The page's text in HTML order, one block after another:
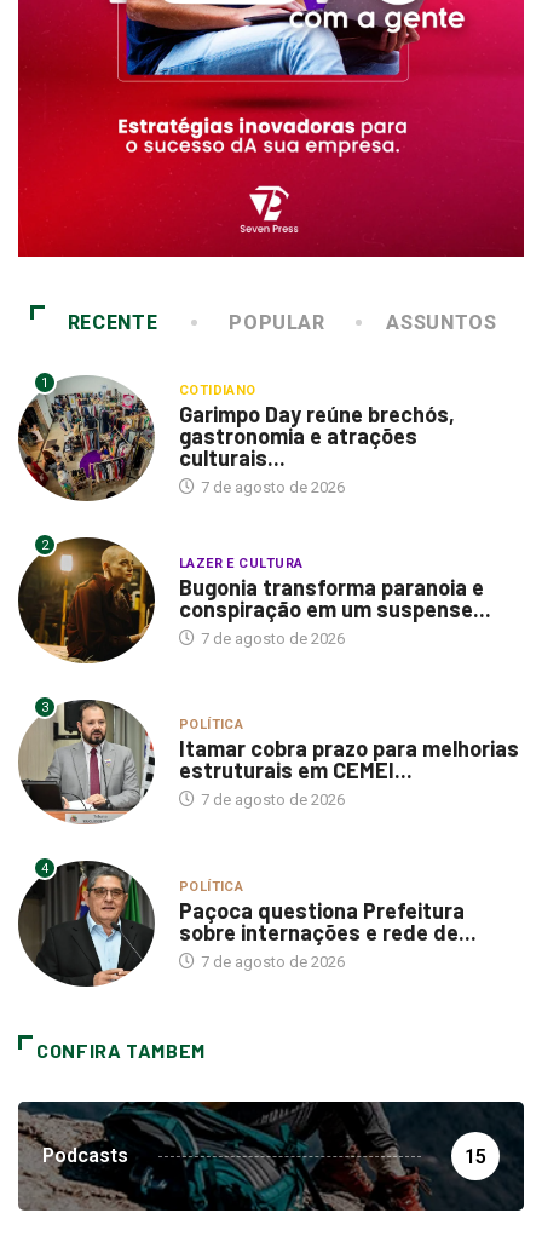
RECENTE POPULAR ASSUNTOS
1 COTIDIANO
Garimpo Day reúne brechós,
gastronomia e atrações
culturais...
7 de agosto de 2026
2
LAZER E CULTURA
Bugonia transforma paranoia e
conspiração em um suspense...
7 de agosto de 2026
3
POLÍTICA
Itamar cobra prazo para melhorias
estruturais em CEMEI...
7 de agosto de 2026
4
POLÍTICA
Paçoca questiona Prefeitura
sobre internações e rede de...
7 de agosto de 2026
CONFIRA TAMBEM
Podcasts 15